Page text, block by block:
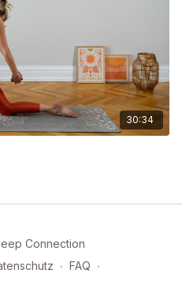
30:34
Connection
∙ FAQ ∙